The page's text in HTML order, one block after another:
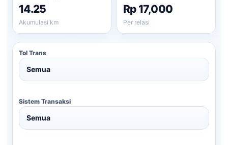
14.25
Akumulasi km
Rp 17,000
Per relasi
Tol Trans
Sistem Transaksi